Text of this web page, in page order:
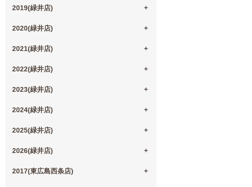
2019(緑井店)
2020(緑井店)
2021(緑井店)
2022(緑井店)
2023(緑井店)
2024(緑井店)
2025(緑井店)
2026(緑井店)
2017(東広島西条店)